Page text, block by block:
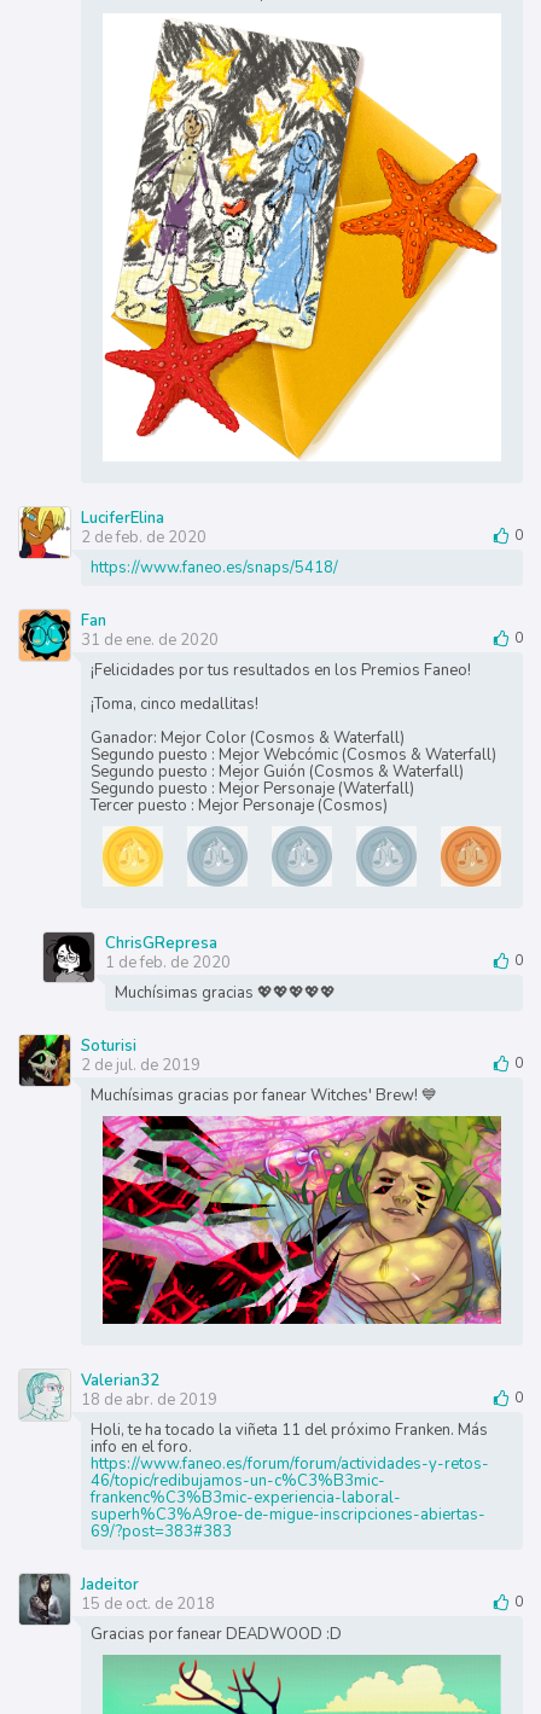
LuciferElina
2 de feb. de 2020
0
https://www.faneo.es/snaps/5418/
Fan
31 de ene. de 2020
0
¡Felicidades por tus resultados en los Premios Faneo!
¡Toma, cinco medallitas!
Ganador: Mejor Color (Cosmos & Waterfall)
Segundo puesto : Mejor Webcómic (Cosmos & Waterfall)
Segundo puesto : Mejor Guión (Cosmos & Waterfall)
Segundo puesto : Mejor Personaje (Waterfall)
Tercer puesto : Mejor Personaje (Cosmos)
ChrisGRepresa
1 de feb. de 2020
0
Muchísimas gracias 💖💖💖💖💖
Soturisi
2 de jul. de 2019
0
Muchísimas gracias por fanear Witches' Brew! 💙
Valerian32
18 de abr. de 2019
0
Holi, te ha tocado la viñeta 11 del próximo Franken. Más
info en el foro.
https://www.faneo.es/forum/forum/actividades-y-retos-
46/topic/redibujamos-un-c%C3%B3mic-
frankenc%C3%B3mic-experiencia-laboral-
superh%C3%A9roe-de-migue-inscripciones-abiertas-
69/?post=383#383
Jadeitor
15 de oct. de 2018
0
Gracias por fanear DEADWOOD :D